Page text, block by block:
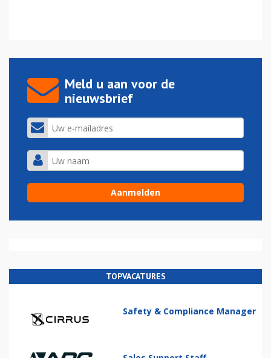
Meld u aan voor de
nieuwsbrief
TOPVACATURES
Safety & Compliance Manager